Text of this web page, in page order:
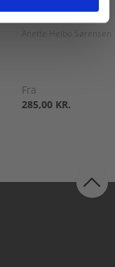
Plantebiologi
Anette Helbo Sørensen
Fra
285,00 KR.